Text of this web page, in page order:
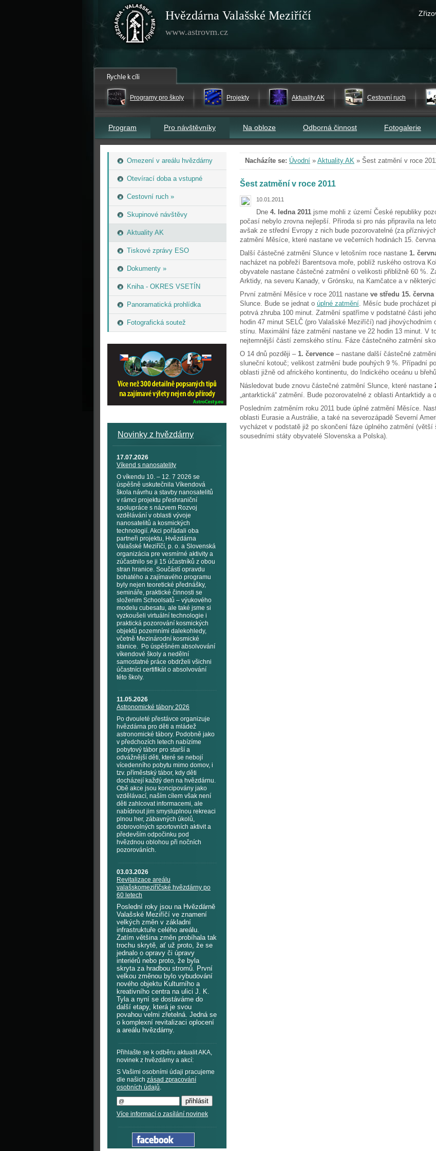
Hvězdárna Valašské Meziříčí
www.astrovm.cz
Programy pro školy Projekty Aktuality AK Cestovní ruch
Program Pro návštěvníky Na obloze Odborná činnost Fotogalerie
Omezení v areálu hvězdárny
Otevírací doba a vstupné
Cestovní ruch »
Skupinové návštěvy
Aktuality AK
Tiskové zprávy ESO
Dokumenty »
Kniha - OKRES VSETÍN
Panoramatická prohlídka
Fotografická soutež
Novinky z hvězdárny
17.07.2026
Víkend s nanosatelity
O víkendu 10. – 12. 7 2026 se
úspěšně uskutečnila Víkendová
škola návrhu a stavby nanosatelitů
v rámci projektu přeshraniční
spolupráce s názvem Rozvoj
vzdělávání v oblasti vývoje
nanosatelitů a kosmických
technologií. Akci pořádali oba
partneři projektu, Hvězdárna
Valašské Meziříčí, p. o. a Slovenská
organizácia pre vesmírné aktivity a
zúčastnilo se ji 15 účastníků z obou
stran hranice. Součástí opravdu
bohatého a zajímavého programu
byly nejen teoretické přednášky,
semináře, praktické činnosti se
složením Schoolsatů – výukového
modelu cubesatu, ale také jsme si
vyzkoušeli virtuální technologie i
praktická pozorování kosmických
objektů pozemními dalekohledy,
včetně Mezinárodní kosmické
stanice. Po úspěšném absolvování
víkendové školy a nedělní
samostatné práce obdrželi všichni
účastníci certifikát o absolvování
této školy.
11.05.2026
Astronomické tábory 2026
Po dvouleté přestávce organizuje
hvězdárna pro děti a mládež
astronomické tábory. Podobně jako
v předchozích letech nabízíme
pobytový tábor pro starší a
odvážnější děti, které se nebojí
vícedenního pobytu mimo domov, i
tzv. příměstský tábor, kdy děti
docházejí každý den na hvězdárnu.
Obě akce jsou koncipovány jako
vzdělávací, naším cílem však není
děti zahlcovat informacemi, ale
nabídnout jim smysluplnou rekreaci
plnou her, zábavných úkolů,
dobrovolných sportovních aktivit a
především odpočinku pod
hvězdnou oblohou při nočních
pozorováních.
03.03.2026
Revitalizace areálu
valašskomeziříčské hvězdárny po
60 letech
Poslední roky jsou na Hvězdárně
Valašské Meziříčí ve znamení
velkých změn v základní
infrastruktuře celého areálu.
Zatím většina změn probíhala tak
trochu skrytě, ať už proto, že se
jednalo o opravy či úpravy
interiérů nebo proto, že byla
skryta za hradbou stromů. První
velkou změnou bylo vybudování
nového objektu Kulturního a
kreativního centra na ulici J. K.
Tyla a nyní se dostáváme do
další etapy, která je svou
povahou velmi zřetelná. Jedná se
o komplexní revitalizaci oplocení
a areálu hvězdárny.
Přihlašte se k odběru aktualit AKA,
novinek z hvězdárny a akcí:
S Vašimi osobními údaji pracujeme
dle našich zásad zpracování
osobních údajů.
Více informací o zasílání novinek
Nacházíte se: Úvodní » Aktuality AK » Šest zatmění v roce
Šest zatmění v roce 2011
10.01.2011
Dne 4. ledna 2011 jsme mohli z území České republiky
počasí nebylo zrovna nejlepší. Příroda si pro nás připravila na
avšak ze střední Evropy z nich bude pozorovatelné (za
zatmění Měsíce, které nastane ve večerních hodinách 15.
Další částečné zatmění Slunce v letošním roce nastane 1.
nacházet na pobřeží Barentsova moře, poblíž ruského ostrova
obyvatele nastane částečné zatmění o velikosti přibližně 60 %.
Arktidy, na severu Kanady, v Grónsku, na Kamčatce a v
První zatmění Měsíce v roce 2011 nastane ve středu 15. června
Slunce. Bude se jednat o úplné zatmění. Měsíc bude procházet
potrvá zhruba 100 minut. Zatmění spatříme v podstatné části
hodin 47 minut SELČ (pro Valašské Meziříčí) nad
stínu. Maximální fáze zatmění nastane ve 22 hodin 13 minut. V
nejtemnější částí zemského stínu. Fáze částečného zatmění
O 14 dnů později – 1. července – nastane další částečné
sluneční kotouč; velikost zatmění bude pouhých 9 %. Případní
oblasti jižně od afrického kontinentu, do Indického oceánu u
Následovat bude znovu částečné zatmění Slunce, které nastane
„antarktická“ zatmění. Bude pozorovatelné z oblasti Antarktidy
Posledním zatměním roku 2011 bude úplné zatmění Měsíce.
oblasti Eurasie a Austrálie, a také na severozápadě Severní
vycházet v podstatě již po skončení fáze úplného zatmění
sousedními státy obyvatelé Slovenska a Polska).